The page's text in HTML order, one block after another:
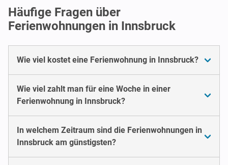
Häufige Fragen über
Ferienwohnungen in Innsbruck
Wie viel kostet eine Ferienwohnung in Innsbruck?
Wie viel zahlt man für eine Woche in einer
Ferienwohnung in Innsbruck?
In welchem Zeitraum sind die Ferienwohnungen in
Innsbruck am günstigsten?